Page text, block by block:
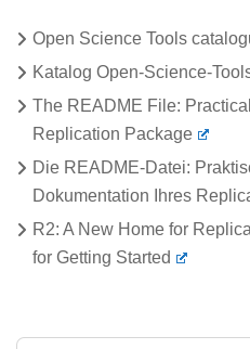
Open Science Tools
Katalog Open-Science-
The README File:
Replication Package
Die README-Datei:
Dokumentation Ihres
R2: A New Home for
for Getting Started